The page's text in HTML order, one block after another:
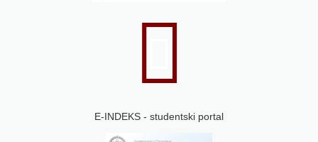
E-INDEKS - studentski portal